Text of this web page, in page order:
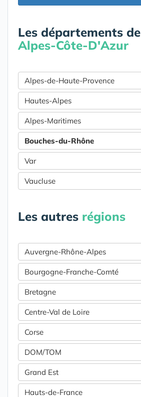
Les départements de
Alpes-Côte-D'Azur
Alpes-de-Haute-Provence
Hautes-Alpes
Alpes-Maritimes
Bouches-du-Rhône
Var
Vaucluse
Les autres régions
Auvergne-Rhône-Alpes
Bourgogne-Franche-Comté
Bretagne
Centre-Val de Loire
Corse
DOM/TOM
Grand Est
Hauts-de-France